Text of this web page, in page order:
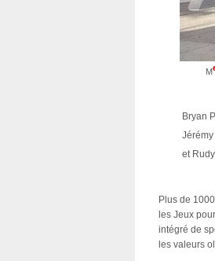
M
Bryan
et
Plus de
les Jeux
intégré de
les valeurs